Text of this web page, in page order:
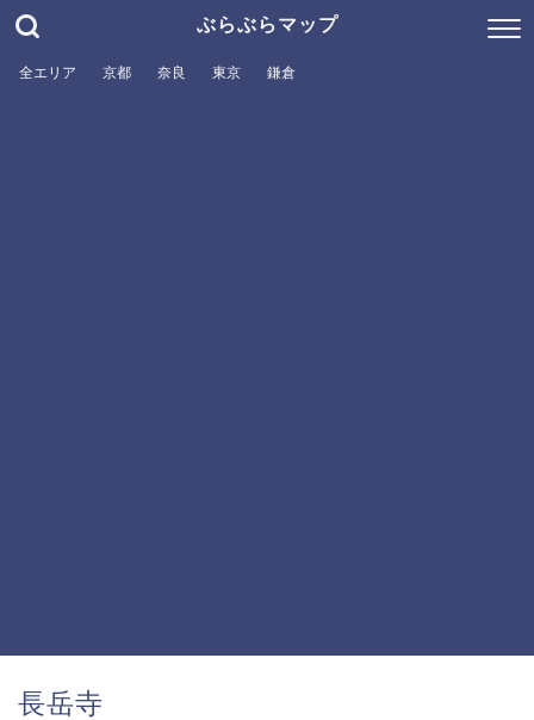
ぶらぶらマップ
全エリア 京都 奈良 東京 鎌倉
長岳寺